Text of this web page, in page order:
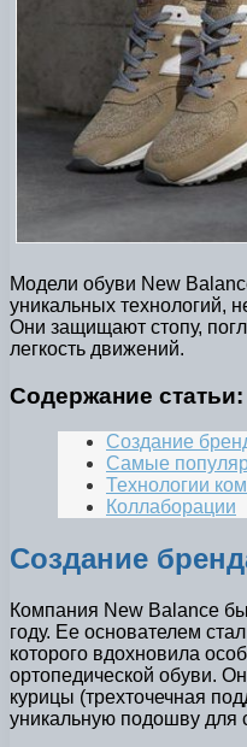
Модели обуви New
уникальных технологий,
Они защищают стопу,
легкость движений.
Содержание статьи:
Создание
Самые
Технологии
Коллаборации
Создание
Компания New Balance
году. Ее основателем
которого вдохновила
ортопедической обуви.
курицы (трехточечная
уникальную подошву для